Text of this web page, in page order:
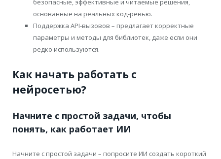
безопасные, эффективные и читаемые решения,
основанные на реальных код-ревью.
Поддержка API-вызовов – предлагает корректные
параметры и методы для библиотек, даже если они
редко используются.
Как начать работать с
нейросетью?
Начните с простой задачи, чтобы
понять, как работает ИИ
Начните с простой задачи – попросите ИИ создать короткий